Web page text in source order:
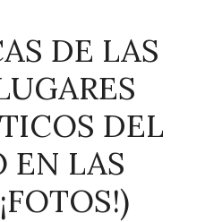
DE LAS
DEL
EN LAS